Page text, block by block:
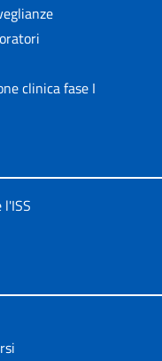
clinica fase I